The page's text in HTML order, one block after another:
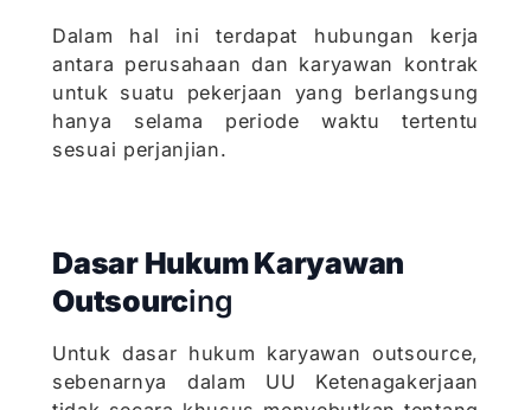
Dalam hal ini terdapat hubungan kerja
antara perusahaan dan karyawan kontrak
untuk suatu pekerjaan yang berlangsung
hanya selama periode waktu tertentu
sesuai perjanjian.
Dasar Hukum Karyawan
Outsourcing
Untuk dasar hukum karyawan outsource,
sebenarnya dalam UU Ketenagakerjaan